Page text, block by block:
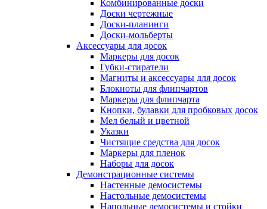
Комбинированные доски
Доски чертежные
Доски-планинги
Доски-мольберты
Аксессуары для досок
Маркеры для досок
Губки-стиратели
Магниты и аксессуары для досок
Блокноты для флипчартов
Маркеры для флипчарта
Кнопки, булавки для пробковых досок
Мел белый и цветной
Указки
Чистящие средства для досок
Маркеры для пленок
Наборы для досок
Демонстрационные системы
Настенные демосистемы
Настольные демосистемы
Напольные демосистемы и стойки